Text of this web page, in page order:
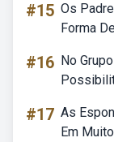
#15 Os
Forma
#16 No
#17 As
Em